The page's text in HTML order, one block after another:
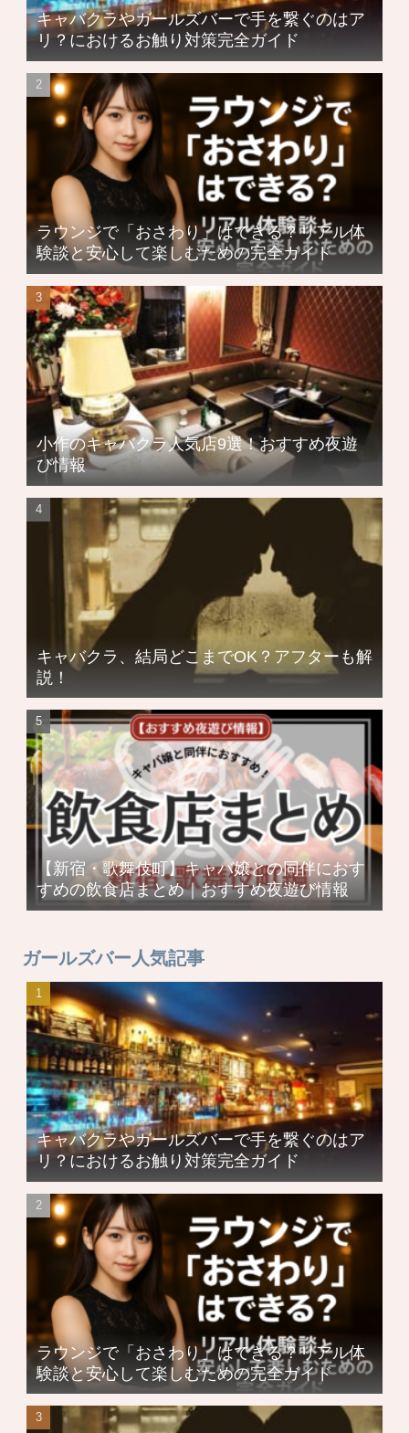
キャバクラやガールズバーで手を繋ぐのはア
リ？におけるお触り対策完全ガイド
ラウンジで「おさわり」はできる？リアル体
験談と安心して楽しむための完全ガイド
小作のキャバクラ人気店9選！おすすめ夜遊
び情報
キャバクラ、結局どこまでOK？アフターも解
説！
【新宿・歌舞伎町】キャバ嬢との同伴におす
すめの飲食店まとめ｜おすすめ夜遊び情報
ガールズバー人気記事
キャバクラやガールズバーで手を繋ぐのはア
リ？におけるお触り対策完全ガイド
ラウンジで「おさわり」はできる？リアル体
験談と安心して楽しむための完全ガイド